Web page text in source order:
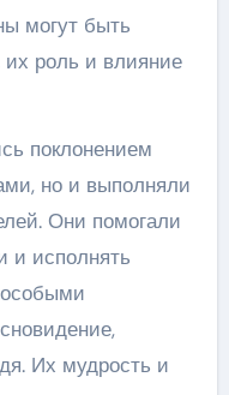
могут быть
роль и влияние
поклонением
но и выполняли
Они помогали
и исполнять
Их мудрость и